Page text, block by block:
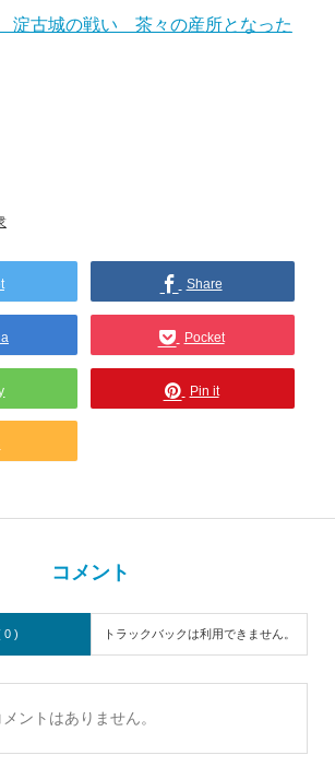
淀古城の戦い 茶々の産所となった
Share
Pocket
Pin it
コメント
0 ) トラックバックは利用できません。
ントはありません。